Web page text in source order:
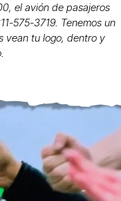
el avión de pasajeros
575-3719. Tenemos un
vean tu logo, dentro y